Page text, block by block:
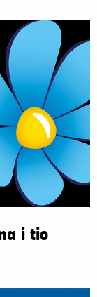
i tio